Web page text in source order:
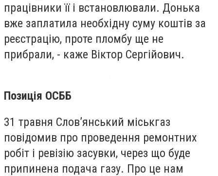
працівники її і встановлювали. Донька
вже заплатила необхідну суму коштів за
реєстрацію, проте пломбу ще не
прибрали, - каже Віктор Сергійович.
Позиція ОСББ
31 травня Слов’янський міськгаз
повідомив про проведення ремонтних
робіт і ревізію засувки, через що буде
припинена подача газу. Про це нам